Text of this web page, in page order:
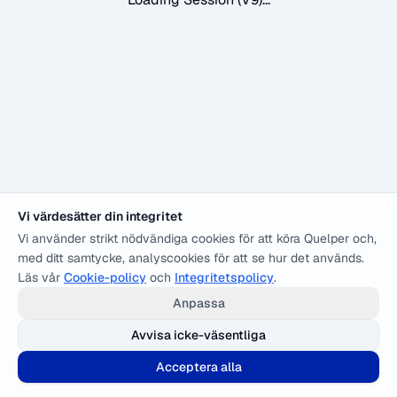
Vi värdesätter din integritet
Vi använder strikt nödvändiga cookies för att köra Quelper och,
med ditt samtycke, analyscookies för att se hur det används.
Läs vår Cookie-policy och Integritetspolicy.
Anpassa
Avvisa icke-väsentliga
Acceptera alla